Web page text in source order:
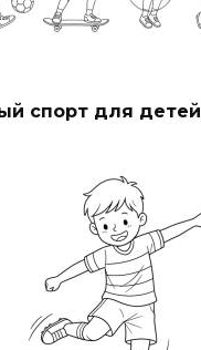
спорт для детей